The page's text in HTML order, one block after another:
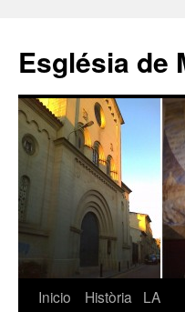
contenido
Església de
Inicio Història
LA